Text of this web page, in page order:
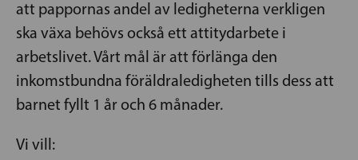
att pappornas andel av ledigheterna verkligen
ska växa behövs också ett attitydarbete i
arbetslivet. Vårt mål är att förlänga den
inkomstbundna föräldraledigheten tills dess att
barnet fyllt 1 år och 6 månader.
Vi vill: